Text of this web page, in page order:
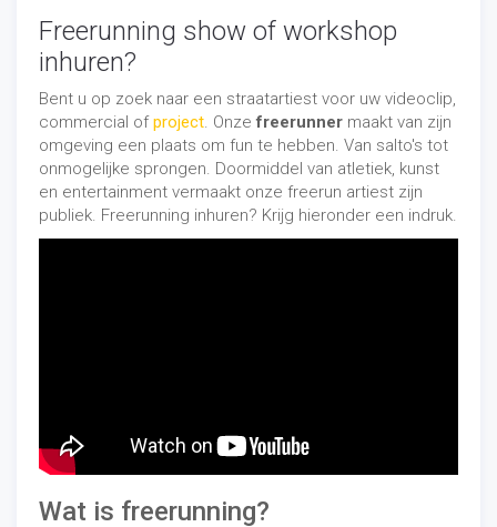
Freerunning show of workshop
inhuren?
Bent u op zoek naar een straatartiest voor uw videoclip,
commercial ofproject. Onzefreerunner maakt van zijn
omgeving een plaats om fun te hebben. Van salto's tot
onmogelijke sprongen. Doormiddel van atletiek, kunst
en entertainment vermaakt onze freerun artiest zijn
publiek. Freerunning inhuren? Krijg hieronder een indruk.
Wat is freerunning?